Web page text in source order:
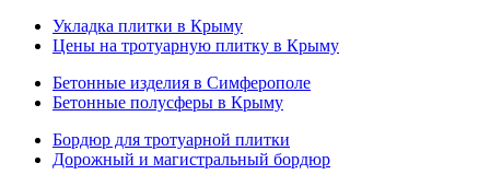
Укладка плитки в Крыму
Цены на тротуарную плитку в Крыму
Бетонные изделия в Симферополе
Бетонные полусферы в Крыму
Бордюр для тротуарной плитки
Дорожный и магистральный бордюр